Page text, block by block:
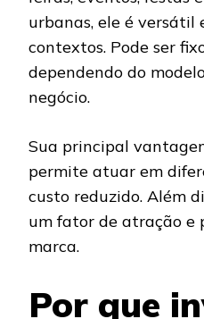
urbanas, ele é
contextos. Pode ser
dependendo do
negócio.
Sua principal
permite atuar em
custo reduzido. Além
um fator de atração e
marca.
Por que